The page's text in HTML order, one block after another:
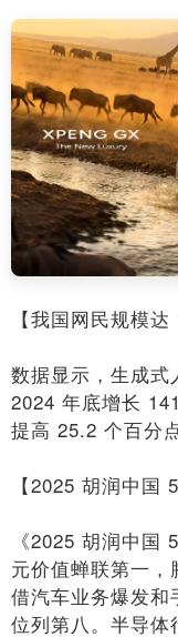
【我国网民规模达
数据显示，生成
2024 年底增长
提高 25.2 个百分点
【2025 胡润中国
《2025 胡润中国
元价值蝉联第一
借汽车业务爆发和
位列第八。半导